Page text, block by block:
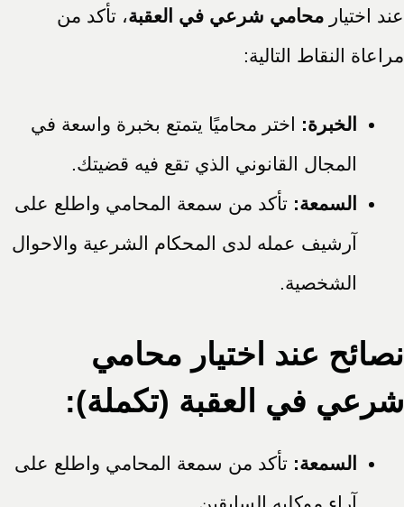
عند اختيار محامي شرعي في العقبة، تأكد من
مراعاة النقاط التالية:
الخبرة:
اختر محاميًا يتمتع بخبرة واسعة في
المجال القانوني الذي تقع فيه قضيتك.
السمعة: تأكد من سمعة المحامي واطلع على
آرشيف عمله لدى المحكام الشرعية والاحوال
الشخصية.
نصائح عند اختيار محامي
شرعي في العقبة (تكملة):
السمعة: تأكد من سمعة المحامي واطلع على
آراء موكليه السابقين.